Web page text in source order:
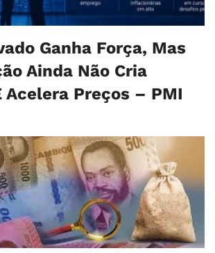
Ganha Força, Mas
Ainda Não Cria
Acelera Preços – PMI